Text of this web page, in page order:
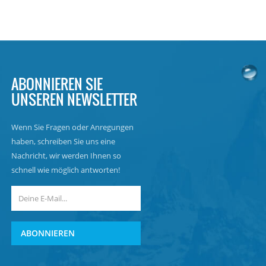
ABONNIEREN SIE
UNSEREN NEWSLETTER
Wenn Sie Fragen oder Anregungen
haben, schreiben Sie uns eine
Nachricht, wir werden Ihnen so
schnell wie möglich antworten!
ABONNIEREN